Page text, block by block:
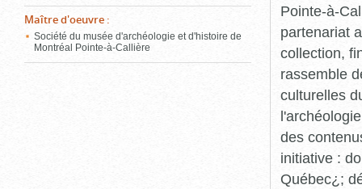
Maître d'oeuvre :
Société du musée d'archéologie et d'histoire de
Montréal Pointe-à-Callière
Pointe-à-
partenariat
collection,
rassemble
culturelles
des
initiative :
Québec¿;